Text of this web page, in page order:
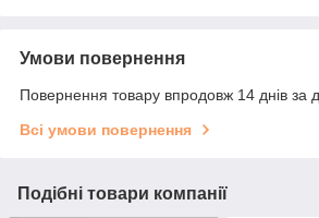
Умови повернення
Повернення товару впродовж 14 днів за
Всі умови повернення
Подібні товари компанії